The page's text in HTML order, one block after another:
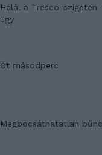
Halál a Tresco-szigeten
ügy
Öt másodperc
Megbocsáthatatlan